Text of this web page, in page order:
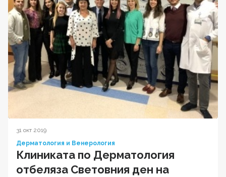
31 окт 2019
Дерматология и Венерология
Клиниката по Дерматология
отбеляза Световния ден на